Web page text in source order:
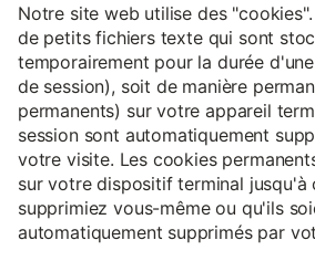
Notre site web utilise des
de petits fichiers texte qui sont
temporairement pour la durée
de session), soit de manière
permanents) sur votre appareil
session sont automatiquement
votre visite. Les cookies
sur votre dispositif terminal jusqu'à
supprimiez vous-même ou qu'ils
automatiquement supprimés par